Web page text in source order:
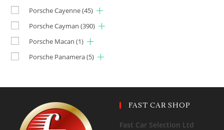
Porsche Cayenne(45)
Porsche Cayman (390)
Porsche Macan (1)
Porsche Panamera(5)
FAST CAR SHOP
Fast Car Selection Ltd